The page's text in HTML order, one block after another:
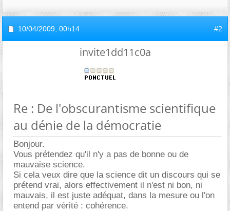
10/04/2009, 00h14 #2
invite1dd11c0a
Re : De l'obscurantisme scientifique
au dénie de la démocratie
Bonjour.
Vous prétendez qu'il n'y a pas de bonne ou de
mauvaise science.
Si cela veux dire que la science dit un discours qui se
prétend vrai, alors effectivement il n'est ni bon, ni
mauvais, il est juste adéquat, dans la mesure ou l'on
entend par vérité : cohérence.